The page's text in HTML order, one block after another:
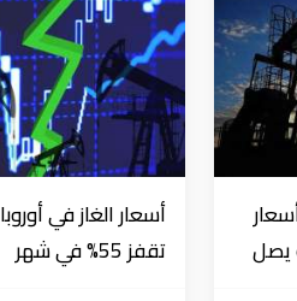
يصل
أسعار الغاز في أوروبا
تقفز 55% في شهر